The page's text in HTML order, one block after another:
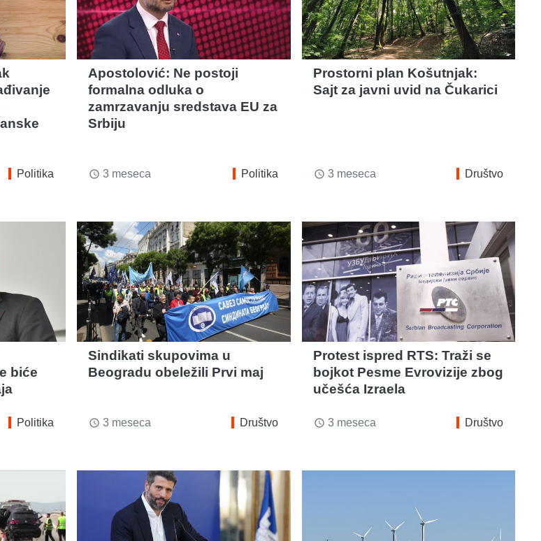
Politika
Apostolović: Ne postoji
formalna odluka o
zamrzavanju sredstava EU za
Srbiju
access_time 3 meseca Politika
Prostorni plan Košutnjak:
Sajt za javni uvid na Čukarici
access_time 3 meseca Društvo
biće
Politika
Sindikati skupovima u
Beogradu obeležili Prvi maj
access_time 3 meseca Društvo
Protest ispred RTS: Traži se
bojkot Pesme Evrovizije zbog
učešća Izraela
access_time 3 meseca Društvo